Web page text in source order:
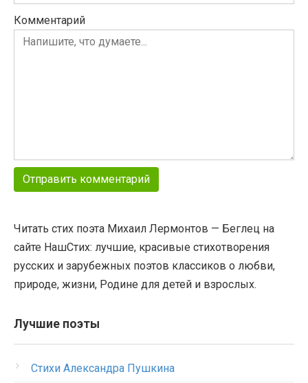
Комментарий
Читать стих поэта Михаил Лермонтов — Беглец на
сайте НашСтих: лучшие, красивые стихотворения
русских и зарубежных поэтов классиков о любви,
природе, жизни, Родине для детей и взрослых.
Лучшие поэты
Стихи Александра Пушкина